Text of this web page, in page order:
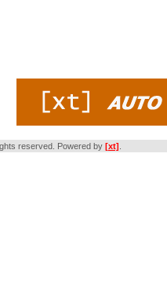
reserved. Powered by [xt]